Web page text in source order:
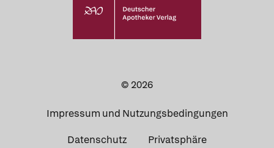
© 2026
Impressum und Nutzungsbedingungen
Datenschutz Privatsphäre